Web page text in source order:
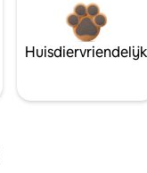
Huisdiervriendelijk